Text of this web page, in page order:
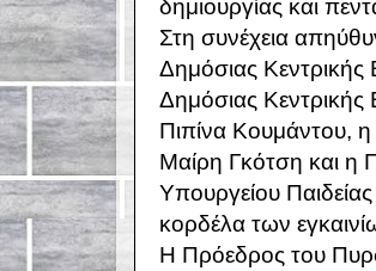
δημιουργίας και
Στη συνέχεια
Δημόσιας
Δημόσιας
Πιπίνα Κουμάντου,
Μαίρη Γκότση και η
Υπουργείου
κορδέλα των
Η Πρόεδρος του